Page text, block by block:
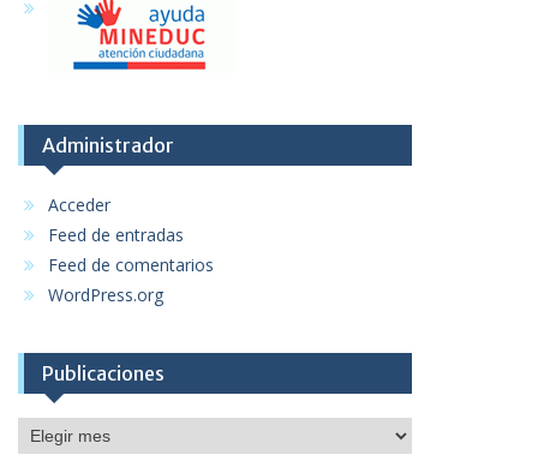
Administrador
Acceder
Feed de entradas
Feed de comentarios
WordPress.org
Publicaciones
Publicaciones